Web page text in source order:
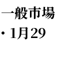
般市場
1月29